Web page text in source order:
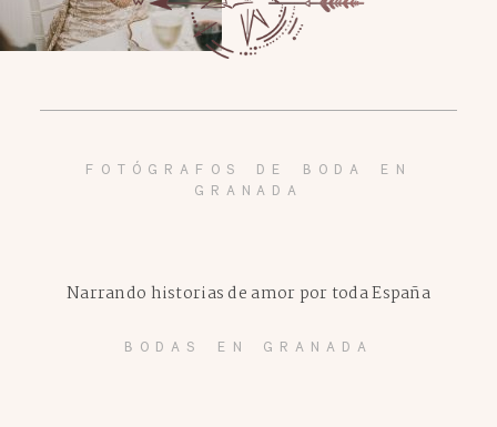
FOTÓGRAFOS DE BODA EN
GRANADA
BODAS EN GRANADA
Narrando historias de amor por toda España